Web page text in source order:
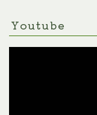
Youtube